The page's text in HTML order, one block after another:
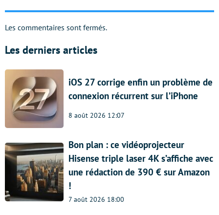
Les commentaires sont fermés.
Les derniers articles
iOS 27 corrige enfin un problème de
connexion récurrent sur l’iPhone
8 août 2026 12:07
Bon plan : ce vidéoprojecteur
Hisense triple laser 4K s’affiche avec
une rédaction de 390 € sur Amazon
!
7 août 2026 18:00